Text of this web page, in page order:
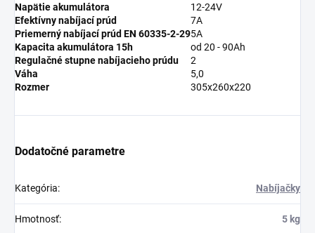
Napätie akumulátora
12-24V
Efektívny nabíjací prúd
7A
Priemerný nabíjací prúd EN 60335-2-295A
Kapacita akumulátora 15h
od 20 - 90Ah
Regulačné stupne nabíjacieho prúdu
2
Váha
5,0
Rozmer
305x260x220
Dodatočné parametre
Kategória: Nabíjačky
Hmotnosť: 5 kg